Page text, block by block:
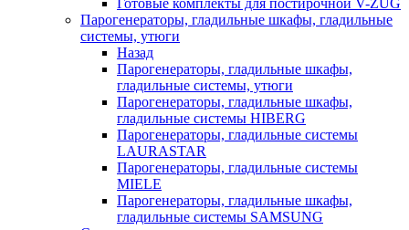
Готовые комплекты для постирочной V-ZUG
Парогенераторы, гладильные шкафы, гладильные
системы, утюги
Назад
Парогенераторы, гладильные шкафы,
гладильные системы, утюги
Парогенераторы, гладильные шкафы,
гладильные системы HIBERG
Парогенераторы, гладильные системы
LAURASTAR
Парогенераторы, гладильные системы
MIELE
Парогенераторы, гладильные шкафы,
гладильные системы SAMSUNG